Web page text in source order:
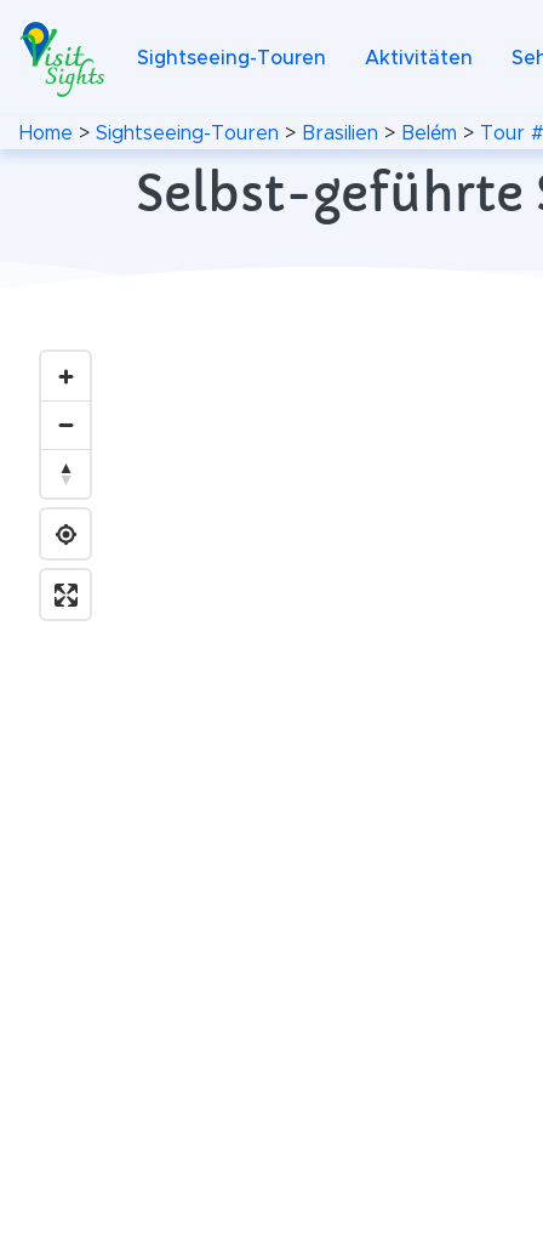
Sightseeing-Touren Aktivitäten
Home > Sightseeing-Touren > Brasilien > Belém > Tour
Selbst-geführte